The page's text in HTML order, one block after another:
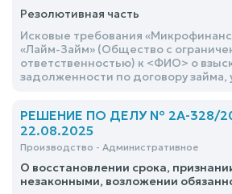
Резолютивная часть
Исковые требования
«Лайм-Займ» (Общество с
ответственностью) к <ФИО> о
задолженности по договору займа,
РЕШЕНИЕ ПО ДЕЛУ № 2А-328/
22.08.2025
Производство - Административное
О восстановлении срока,
незаконными, возложении